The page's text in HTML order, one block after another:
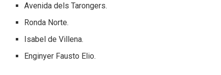
Avenida dels Tarongers.
Ronda Norte.
Isabel de Villena.
Enginyer Fausto Elio.